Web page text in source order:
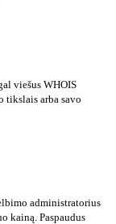
viešus WHOIS
tikslais arba savo
administratorius
kainą. Paspaudus